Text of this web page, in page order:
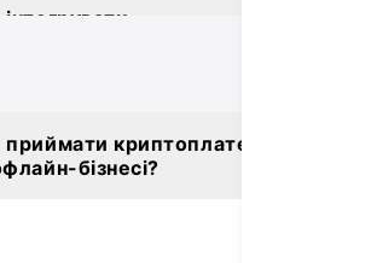
криптоплатежі
бізнесі?